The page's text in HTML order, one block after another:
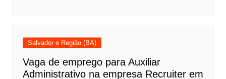
Salvador e Região (BA)
Vaga de emprego para Auxiliar
Administrativo na empresa Recruiter em